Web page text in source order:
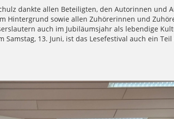
dankte allen Beteiligten, den Autorinnen und
Hintergrund sowie allen Zuhörerinnen und
auch im Jubiläumsjahr als lebendige
Samstag, 13. Juni, ist das Lesefestival auch ein Teil